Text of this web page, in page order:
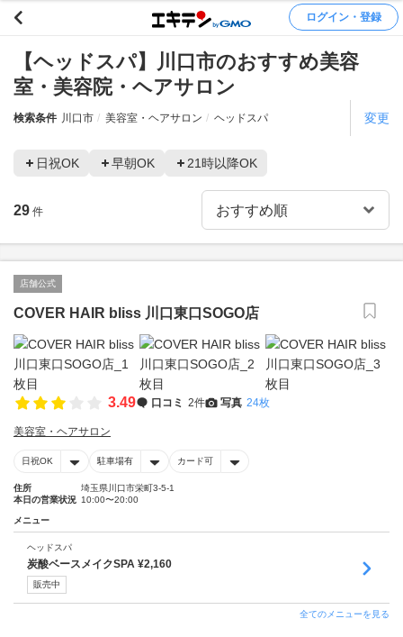
ログイン・登録
【ヘッドスパ】川口市のおすすめ美容
室・美容院・ヘアサロン
検索条件 川口市 美容室・ヘアサロン ヘッドスパ 変更
日祝OK 早朝OK 21時以降OK
29 件
店舗公式
COVER HAIR bliss 川口東口SOGO店
3.49 口コミ 2件 写真 24枚
美容室・ヘアサロン
日祝OK 駐車場有 カード可
住所
埼玉県川口市栄町3-5-1
本日の営業状況 10:00〜20:00
メニュー
ヘッドスパ
炭酸ベースメイクSPA ¥2,160
販売中
全てのメニューを見る